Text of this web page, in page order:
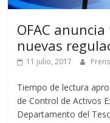
OFAC
nuevas
11 julio, 2017
Tiempo de lectura
de Control de Activos
Departamento del